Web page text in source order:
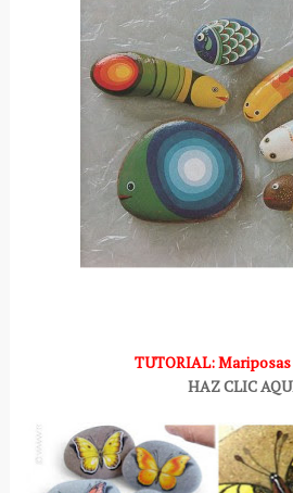
TUTORIAL:
HAZ CLIC